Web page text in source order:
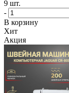
9 шт.
-
В корзину
Хит
Акция